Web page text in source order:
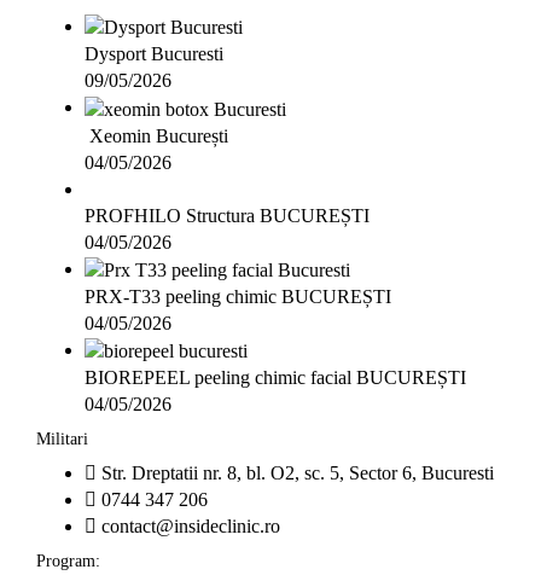
Dysport Bucuresti
09/05/2026
Xeomin București
04/05/2026
PROFHILO Structura BUCUREȘTI
04/05/2026
PRX-T33 peeling chimic BUCUREȘTI
04/05/2026
BIOREPEEL peeling chimic facial BUCUREȘTI
04/05/2026
Militari
Str. Dreptatii nr. 8, bl. O2, sc. 5, Sector 6, Bucuresti
0744 347 206
contact@insideclinic.ro
Program: